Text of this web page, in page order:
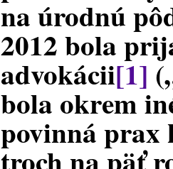
na úrodnú
2012 bola
advokácii[1]
bola okrem
povinná prax
troch na päť